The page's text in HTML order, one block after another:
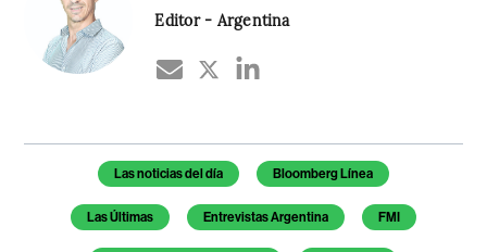
Editor - Argentina
Temas de este artículo
Las noticias del día Bloomberg Línea
Las Últimas Entrevistas Argentina FMI